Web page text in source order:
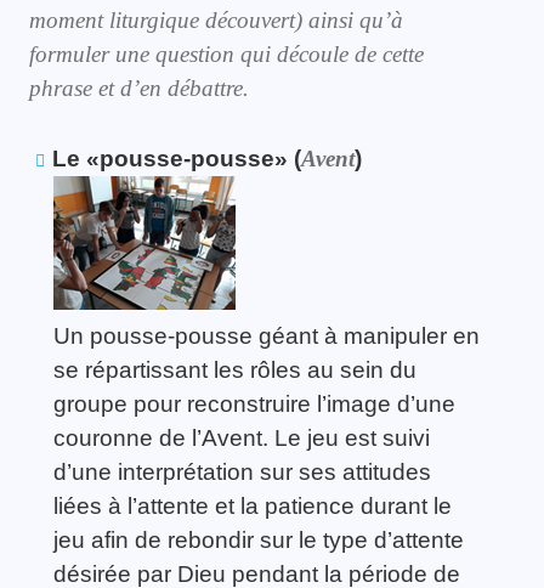
moment liturgique découvert) ainsi qu’à
formuler une question qui découle de cette
phrase et d’en débattre.
Le «pousse-pousse» (Avent)
Un pousse-pousse géant à manipuler en
se répartissant les rôles au sein du
groupe pour reconstruire l’image d’une
couronne de l’Avent. Le jeu est suivi
d’une interprétation sur ses attitudes
liées à l’attente et la patience durant le
jeu afin de rebondir sur le type d’attente
désirée par Dieu pendant la période de